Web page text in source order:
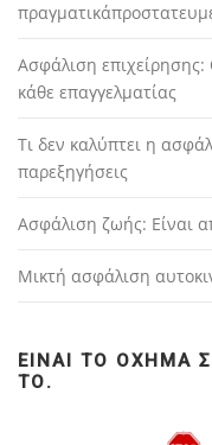
Ασφάλιση επιχείρησης:
κάθε επαγγελματίας
Τι δεν καλύπτει η
παρεξηγήσεις
Ασφάλιση ζωής: Είναι
Μικτή ασφάλιση
ΕΊΝΑΙ ΤΟ ΌΧΗΜΆ
ΤΟ.